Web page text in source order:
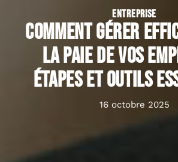
ENTREPRISE
Comment gérer
la paie de vos
étapes et outils
16 octobre 2025